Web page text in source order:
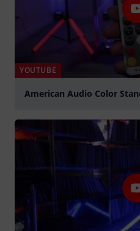
YOUTUBE
American Audio Color